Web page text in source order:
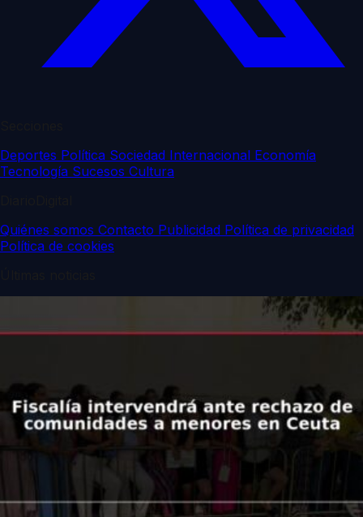
Deportes Política Sociedad Internacional Economía
Tecnología Sucesos Cultura
Quiénes somos Contacto Publicidad Política de privacidad
Política de cookies